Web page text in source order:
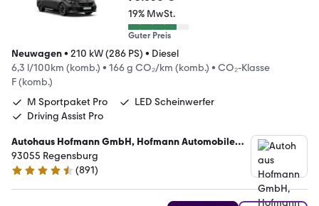
19% MwSt.
Guter Preis
Neuwagen• 210 kW (286 PS) • Diesel
6,3 l/100km (komb.) • 166 g CO₂/km (komb.) • CO₂-Klasse
F (komb.)
M Sportpaket Pro
LED Scheinwerfer
Driving Assist Pro
Autohaus Hofmann GmbH, Hofmann Automobile
Ostbayern
93055 Regensburg
4.7 Sterne
(891)